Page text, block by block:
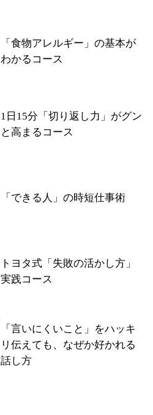
「食物アレルギー」の基本が
わかるコース
1日15分「切り返し力」がグン
と高まるコース
「できる人」の時短仕事術
トヨタ式「失敗の活かし方」
実践コース
「言いにくいこと」をハッキ
リ伝えても、なぜか好かれる
話し方